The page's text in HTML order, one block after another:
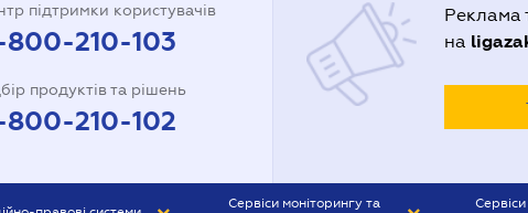
підтримки користувачів
210-103
продуктів та рішень
210-102
Реклама
на
Сервіси моніторингу та Сервіси